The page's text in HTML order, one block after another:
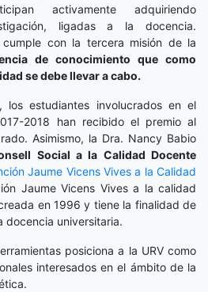
activamente adquiriendo
ligadas a la docencia.
cumple con la tercera misión de la
de conocimiento que como
se debe llevar a cabo.
los estudiantes involucrados en el
2018 han recibido el premio al
Asimismo, la Dra. Nancy Babio
Social a la Calidad Docente
Jaume Vicens Vives a la Calidad
Jaume Vicens Vives a la calidad
en 1996 y tiene la finalidad de
docencia universitaria.
posiciona a la URV como
interesados en el ámbito de la